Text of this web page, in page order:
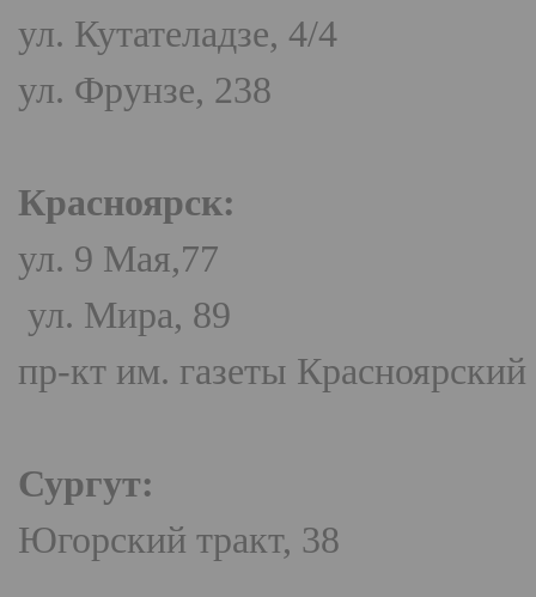
ул. Кутателадзе, 4/4
ул. Фрунзе, 238
Красноярск:
ул. 9 Мая,77
ул. Мира, 89
пр-кт им. газеты
Сургут:
Югорский тракт, 38